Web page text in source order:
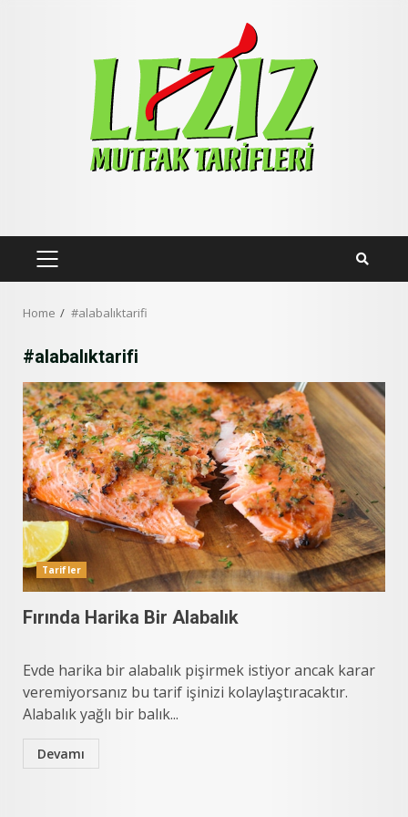
PRIMARY
Home #alabalıktarifi
#alabalıktarifi
Tarifler
Fırında Harika Bir Alabalık
Evde harika bir alabalık pişirmek istiyor ancak karar
veremiyorsanız bu tarif işinizi kolaylaştıracaktır.
Alabalık yağlı bir balık...
Devamı